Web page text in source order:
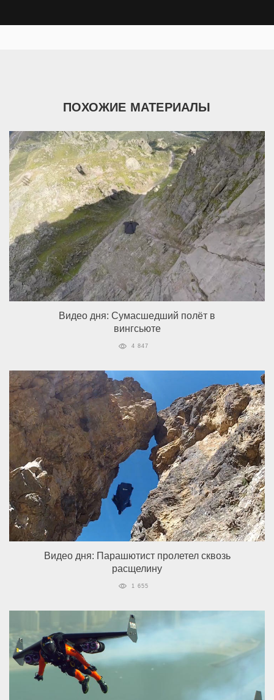
ПОХОЖИЕ МАТЕРИАЛЫ
Видео дня: Сумасшедший полёт в
вингсьюте
4 847
Видео дня: Парашютист пролетел сквозь
расщелину
1 655